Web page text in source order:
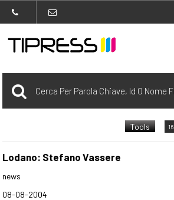
Archivio
carrello
16
Tools
0 Selezionato
Lodano: Stefano Vassere
news
08-08-2004